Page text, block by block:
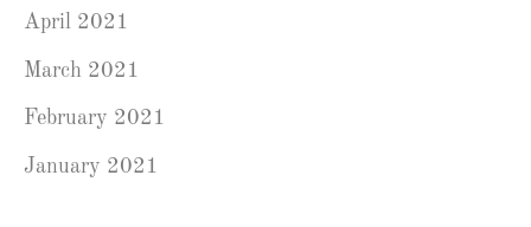
April 2021
March 2021
February 2021
January 2021